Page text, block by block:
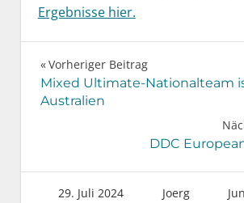
Ergebnisse hier.
Beitragsnavigation
Vorheriger Beitrag
Mixed Ultimate-Nationalteam
Australien
DDC
29. Juli 2024 Joerg